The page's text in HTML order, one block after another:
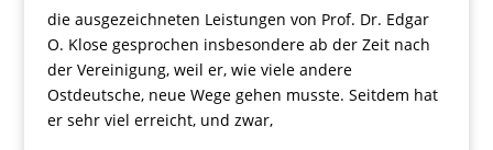
die ausgezeichneten Leistungen von Prof. Dr. Edgar
O. Klose gesprochen insbesondere ab der Zeit nach
der Vereinigung, weil er, wie viele andere
Ostdeutsche, neue Wege gehen musste. Seitdem hat
er sehr viel erreicht, und zwar,